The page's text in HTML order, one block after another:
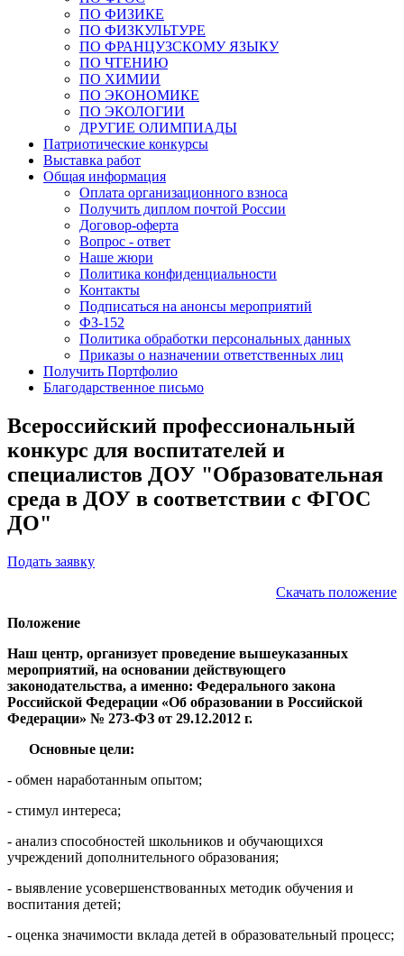
ПО ФИЗИКЕ
ПО ФИЗКУЛЬТУРЕ
ПО ФРАНЦУЗСКОМУ ЯЗЫКУ
ПО ЧТЕНИЮ
ПО ХИМИИ
ПО ЭКОНОМИКЕ
ПО ЭКОЛОГИИ
ДРУГИЕ ОЛИМПИАДЫ
Патриотические конкурсы
Выставка работ
Общая информация
Оплата организационного взноса
Получить диплом почтой России
Договор-оферта
Вопрос - ответ
Наше жюри
Политика конфиденциальности
Контакты
Подписаться на анонсы мероприятий
ФЗ-152
Политика обработки персональных данных
Приказы о назначении ответственных лиц
Получить Портфолио
Благодарственное письмо
Всероссийский профессиональный
конкурс для воспитателей и
специалистов ДОУ "Образовательная
среда в ДОУ в соответствии с ФГОС
ДО"
Подать заявку
Скачать положение
Положение
Наш центр, организует проведение вышеуказанных
мероприятий, на основании действующего
законодательства, а именно: Федерального закона
Российской Федерации «Об образовании в Российской
Федерации» № 273-ФЗ от 29.12.2012 г.
Основные цели:
- обмен наработанным опытом;
- стимул интереса;
- анализ способностей школьников и обучающихся
учреждений дополнительного образования;
- выявление усовершенствованных методик обучения и
воспитания детей;
- оценка значимости вклада детей в образовательный процесс;